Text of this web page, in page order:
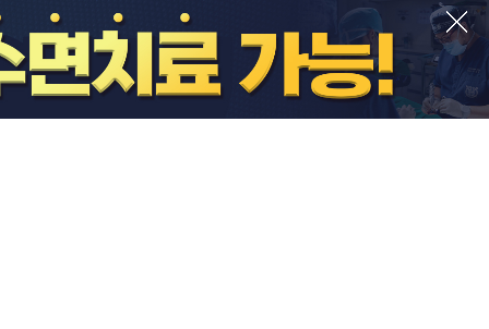
day 세렉
체기공소
공사상주
수면충치치료
수면사랑니발치
미세현미경신경치료